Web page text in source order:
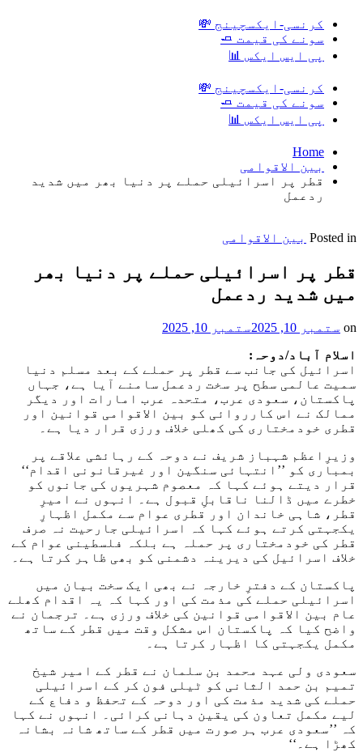
کرنسی-ایکسچینج 💸
سونے کی قیمت 🧈
پی ایس ایکس 📊
کرنسی-ایکسچینج 💸
سونے کی قیمت 🧈
پی ایس ایکس 📊
Home
بین الاقوامی
قطر پر اسرائیلی حملے پر دنیا بھر میں شدید
ردعمل
Posted in بین الاقوامی
قطر پر اسرائیلی حملے پر دنیا بھر
میں شدید ردعمل
on ستمبر 10, 2025
ستمبر 10, 2025
اسلام آباد/دوحہ:
اسرائیل کی جانب سے قطر پر حملے کے بعد مسلم دنیا
سمیت عالمی سطح پر سخت ردعمل سامنے آیا ہے، جہاں
پاکستان، سعودی عرب، متحدہ عرب امارات اور دیگر
ممالک نے اس کارروائی کو بین الاقوامی قوانین اور
قطری خودمختاری کی کھلی خلاف ورزی قرار دیا ہے۔
وزیرِاعظم شہباز شریف نے دوحہ کے رہائشی علاقے پر
بمباری کو ’’انتہائی سنگین اور غیرقانونی اقدام‘‘
قرار دیتے ہوئے کہا کہ معصوم شہریوں کی جانوں کو
خطرے میں ڈالنا ناقابلِ قبول ہے۔ انہوں نے امیرِ
قطر، شاہی خاندان اور قطری عوام سے مکمل اظہارِ
یکجہتی کرتے ہوئے کہا کہ اسرائیلی جارحیت نہ صرف
قطر کی خودمختاری پر حملہ ہے بلکہ فلسطینی عوام کے
خلاف اسرائیل کی دیرینہ دشمنی کو بھی ظاہر کرتا ہے۔
پاکستان کے دفترِ خارجہ نے بھی ایک سخت بیان میں
اسرائیلی حملے کی مذمت کی اور کہا کہ یہ اقدام کھلے
عام بین الاقوامی قوانین کی خلاف ورزی ہے۔ ترجمان نے
واضح کیا کہ پاکستان اس مشکل وقت میں قطر کے ساتھ
مکمل یکجہتی کا اظہار کرتا ہے۔
سعودی ولی عہد محمد بن سلمان نے قطر کے امیر شیخ
تمیم بن حمد الثانی کو ٹیلی فون کر کے اسرائیلی
حملے کی شدید مذمت کی اور دوحہ کے تحفظ و دفاع کے
لیے مکمل تعاون کی یقین دہانی کرائی۔ انہوں نے کہا
کہ ’’سعودی عرب ہر صورت میں قطر کے ساتھ شانہ بشانہ
کھڑا ہے۔‘‘